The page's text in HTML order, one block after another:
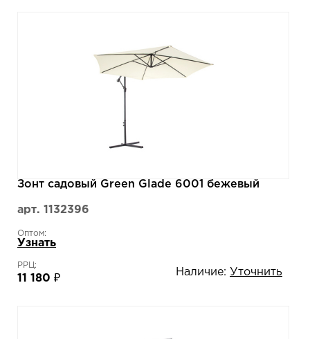
Зонт садовый Green Glade 6001 бежевый
арт. 1132396
Оптом:
Узнать
РРЦ:
11 180 ₽
Наличие: Уточнить